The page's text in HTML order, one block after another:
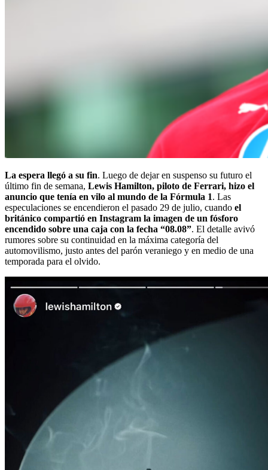
La espera llegó a su fin. Luego de dejar en suspenso su futuro el
último fin de semana, Lewis Hamilton, piloto de Ferrari, hizo el
anuncio que tenía en vilo al mundo de la Fórmula 1. Las
especulaciones se encendieron el pasado 29 de julio, cuando el
británico compartió en Instagram la imagen de un fósforo
encendido sobre una caja con la fecha “08.08”. El detalle avivó
rumores sobre su continuidad en la máxima categoría del
automovilismo, justo antes del parón veraniego y en medio de una
temporada para el olvido.